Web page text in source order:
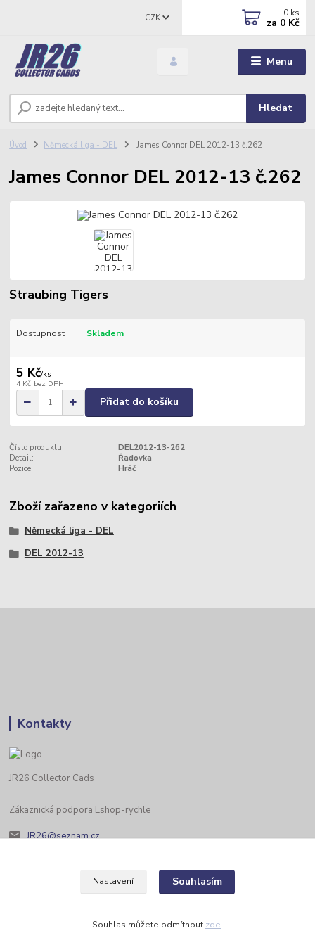
Menu
CZK
Hledat
0 ks
za 0 Kč
Úvod Německá liga - DEL James Connor DEL 2012-13 č.262
James Connor DEL 2012-13 č.262
Straubing Tigers
Dostupnost Skladem
5 Kč/ks
4 Kč bez DPH
Přidat do košíku
Číslo produktu:
DEL2012-13-262
Detail:
Řadovka
Pozice:
Hráč
Zboží zařazeno v kategoriích
Německá liga - DEL
DEL 2012-13
Kontakty
JR26 Collector Cads
Zákaznická podpora Eshop-rychle
JR26@seznam.cz
Nastavení Souhlasím
Souhlas můžete odmítnout zde.